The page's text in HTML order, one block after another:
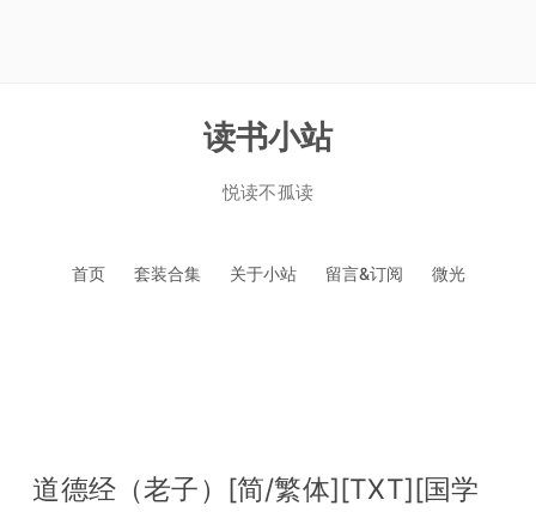
读书小站
悦读不孤读
首页 套装合集 关于小站 留言&订阅 微光
道德经（老子）[简/繁体][TXT][国学